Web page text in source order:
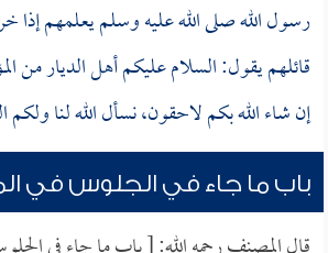
رسول الله صلى الله عليه وسلم يعلمهم إذا
قائلهم يقول: السلام عليكم أهل الديار من
إن شاء الله بكم لاحقون، نسأل الله لنا ولكم
باب ما جاء في الجلوس في